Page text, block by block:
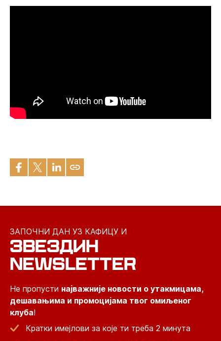
ЗАПОЧНИ ДАН УЗ КАФИЦУ И
ЗВЕЗДИН
NEWSLETTER
Не пропусти најважније новости о утакмицама,
дешавањима и промоцијама твог омиљеног
клуба!
Кратки имејлови за које ти треба 2 минута